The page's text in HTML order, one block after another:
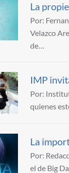
La
Por:
Velazco
de…
IMP
Por:
quienes
La
Por:
el de Big